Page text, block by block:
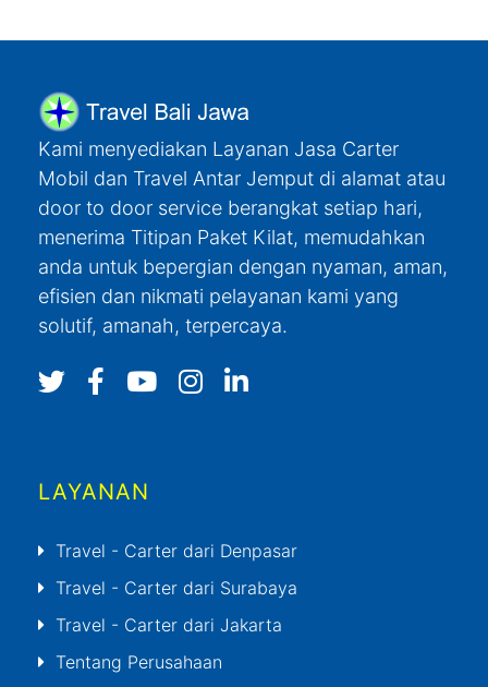
Kami menyediakan Layanan Jasa Carter
Mobil dan Travel Antar Jemput di alamat atau
door to door service berangkat setiap hari,
menerima Titipan Paket Kilat, memudahkan
anda untuk bepergian dengan nyaman, aman,
efisien dan nikmati pelayanan kami yang
solutif, amanah, terpercaya.
LAYANAN
Travel - Carter dari Denpasar
Travel - Carter dari Surabaya
Travel - Carter dari Jakarta
Tentang Perusahaan